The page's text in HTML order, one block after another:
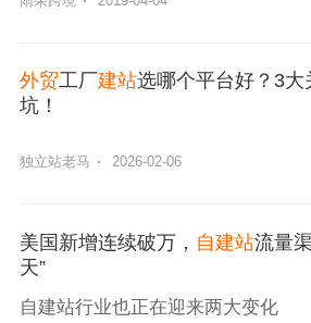
外贸工厂建站选哪个平台好？3大
坑！
独立站老马 · 2026-02-06
美国新增连续破万， 自建站流量
天”
自建站行业也正在迎来两大变化